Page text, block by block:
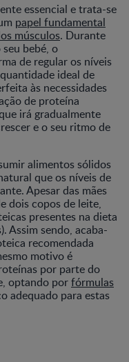
essencial e trata-se
papel fundamental
músculos. Durante
bebé, o
de regular os níveis
ideal de
às necessidades
de proteína
irá gradualmente
e o seu ritmo de
alimentos sólidos
que os níveis de
Apesar das mães
dois copos de leite,
presentes na dieta
Assim sendo, acaba-
recomendada
motivo é
por parte do
optando porfórmulas
adequado para estas